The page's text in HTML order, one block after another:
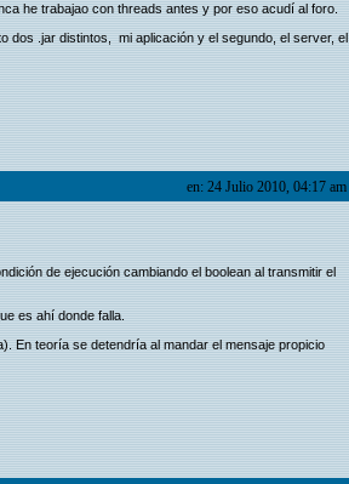
he trabajao con threads antes y por eso acudí al foro.
dos .jar distintos, mi aplicación y el segundo, el server, el
en: 24 Julio 2010, 04:17 am
de ejecución cambiando el boolean al transmitir el
es ahí donde falla.
En teoría se detendría al mandar el mensaje propicio